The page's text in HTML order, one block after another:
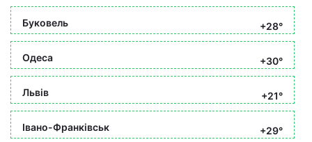
Буковель +28°
Одеса +30°
Львів +21°
Івано-Франківськ +29°